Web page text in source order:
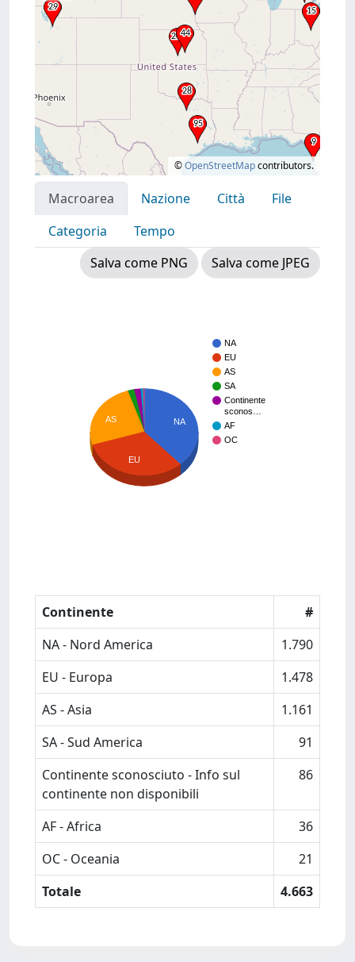
©OpenStreetMapcontributors.
Macroarea Nazione Città
File
Categoria
Tempo
Salva come PNG
Salva come JPEG
NA
EU
AS
SA
Continente
sconos…
AF
OC
NA
AS
EU
Continente
#
NA - Nord America
1.790
EU - Europa
1.478
AS - Asia
1.161
SA - Sud America
91
Continente sconosciuto - Info sul
continente non disponibili
86
AF - Africa
36
OC - Oceania
21
Totale
4.663